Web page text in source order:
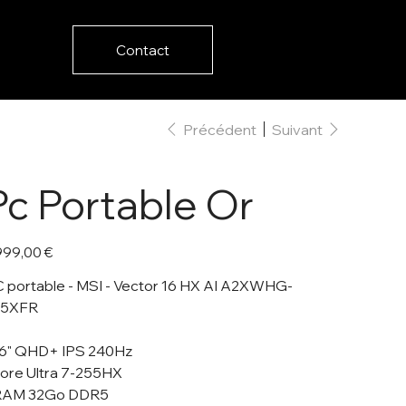
Contact
Précédent Suivant
Portable Or
€
portable - MSI - Vector 16 HX AI A2XWHG-
QHD+ IPS 240Hz
Ultra 7-255HX
32Go DDR5